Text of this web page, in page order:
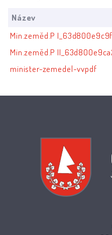
Název
Min.zeměd.P
Min.zeměd.P
minister-zemedel-vvpdf